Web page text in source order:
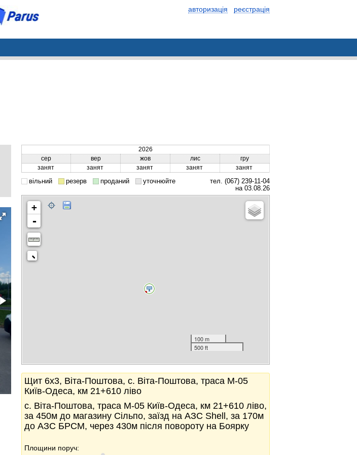
авторизація реєстрація
2026
сер
вер жов лис
гру
занят
занят занят занят занят
вільний резерв проданий уточнюйте
тел. (067) 239-11-04
на 03.08.26
+
-
100 m
500 ft
Щит 6x3, Віта-Поштова, с. Віта-Поштова, траса М-05
Київ-Одеса, км 21+610 ліво
с. Віта-Поштова, траса М-05 Київ-Одеса, км 21+610 ліво,
за 450м до магазину Сільпо, заїзд на АЗС Shell, за 170м
до АЗС БРСМ, через 430м після повороту на Боярку
Площини поруч: